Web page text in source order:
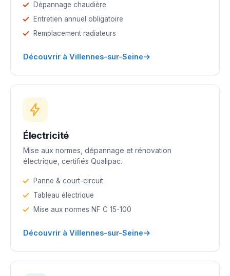
Dépannage chaudière
Entretien annuel obligatoire
Remplacement radiateurs
Découvrir à Villennes-sur-Seine→
Électricité
Mise aux normes, dépannage et rénovation
électrique, certifiés Qualipac.
Panne & court-circuit
Tableau électrique
Mise aux normes NF C 15-100
Découvrir à Villennes-sur-Seine→